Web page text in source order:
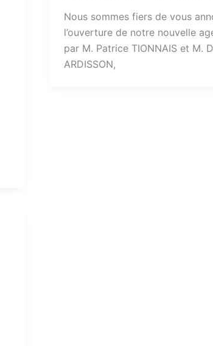
Nous sommes fiers de vous
l’ouverture de notre nouvelle
par M. Patrice TIONNAIS et M.
ARDISSON,